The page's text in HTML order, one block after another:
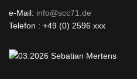
e-Mail: info@scc71.de
Telefon : +49 (0) 2596 xxx